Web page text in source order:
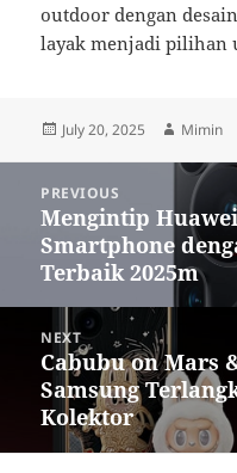
outdoor dengan
layak menjadi pilihan
Posted
July 20, 2025 Author
Mimin
navigation
PREVIOUS
Previous
post:
Mengintip
Smartphone
Terbaik 2025m
NEXT
Next
post:
Cabubu on Mars
Samsung
Kolektor